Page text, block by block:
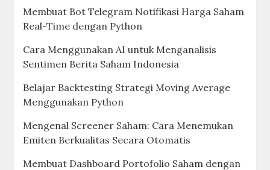
Membuat Bot Telegram Notifikasi Harga Saham
Real-Time dengan Python
Cara Menggunakan AI untuk Menganalisis
Sentimen Berita Saham Indonesia
Belajar Backtesting Strategi Moving Average
Menggunakan Python
Mengenal Screener Saham: Cara Menemukan
Emiten Berkualitas Secara Otomatis
Membuat Dashboard Portofolio Saham dengan